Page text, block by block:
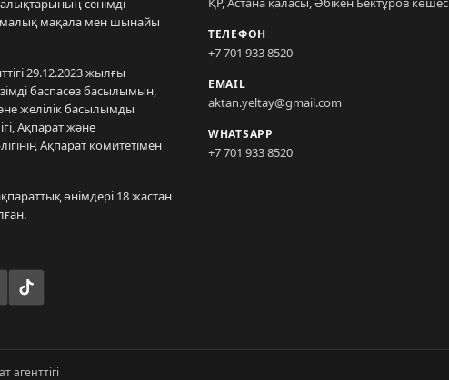
сенімді
мақала мен шынайы
29.12.2023 жылғы
баспасөз басылымын,
желілік басылымды
Ақпарат және
Ақпарат комитетімен
өнімдері 18 жастан
ТЕЛЕФОН
+7 701 933 8520
EMAIL
aktan.yeltay@gmail.com
WHATSAPP
+7 701 933 8520
агенттігі